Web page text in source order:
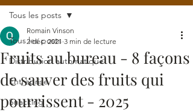
Tous les posts
Distribution automatique
Entreprise
Snacking
Tous les posts
Fruits au bureau - 8 façons
de sauver des fruits qui
pourrissent - 2025
Romain Vinson
2 déc. 2021 3 min de lecture